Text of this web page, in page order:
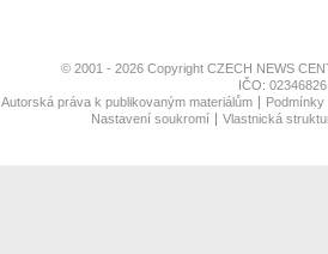
© 2001 - 2026 Copyright CZECH NEWS
IČO:
Autorská práva k publikovaným materiálům
Nastavení soukromí
Vlastnická